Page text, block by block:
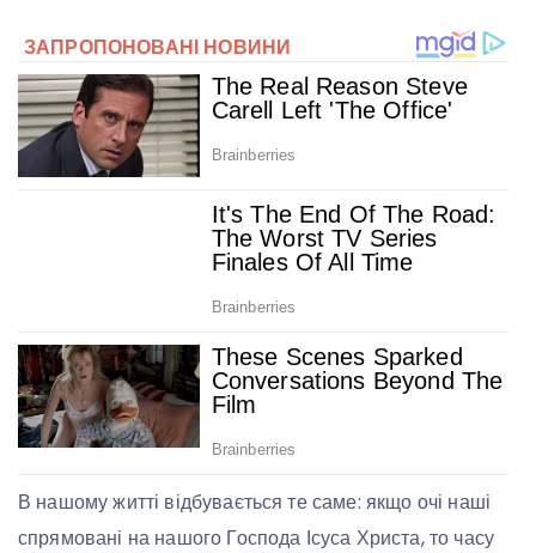
В нашому житті відбувається те саме: якщо очі наші
спрямовані на нашого Господа Ісуса Христа, то часу